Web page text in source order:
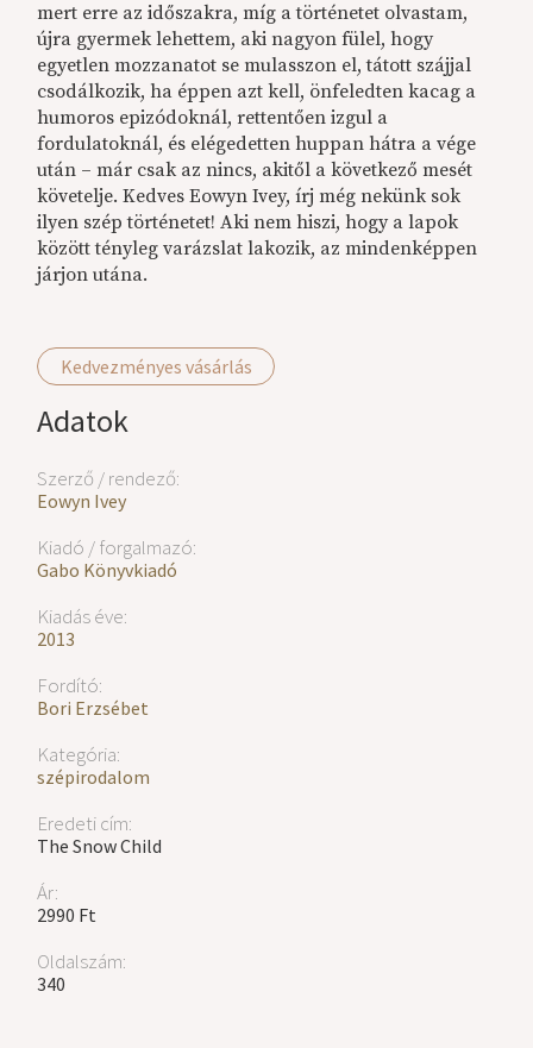
Kedvezményes vásárlás
Adatok
Szerző / rendező:
Eowyn Ivey
Kiadó / forgalmazó:
Gabo Könyvkiadó
Kiadás éve:
2013
Fordító:
Bori Erzsébet
Kategória:
szépirodalom
Eredeti cím:
The Snow Child
Ár:
2990 Ft
Oldalszám:
340
mert erre az időszakra, míg a történetet olvastam,
újra gyermek lehettem, aki nagyon fülel, hogy
egyetlen mozzanatot se mulasszon el, tátott szájjal
csodálkozik, ha éppen azt kell, önfeledten kacag a
humoros epizódoknál, rettentően izgul a
fordulatoknál, és elégedetten huppan hátra a vége
után – már csak az nincs, akitől a következő mesét
követelje. Kedves Eowyn Ivey, írj még nekünk sok
ilyen szép történetet! Aki nem hiszi, hogy a lapok
között tényleg varázslat lakozik, az mindenképpen
járjon utána.